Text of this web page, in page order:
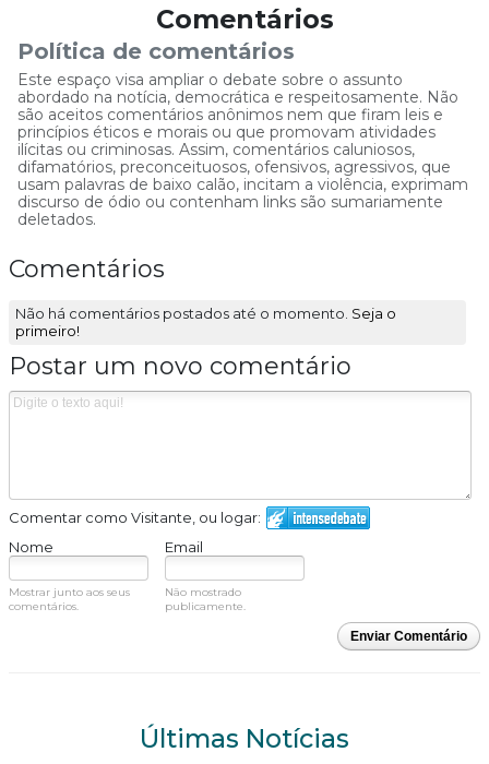
Comentários
Política de comentários
Este espaço visa ampliar o debate sobre o assunto
abordado na notícia, democrática e respeitosamente. Não
são aceitos comentários anônimos nem que firam leis e
princípios éticos e morais ou que promovam atividades
ilícitas ou criminosas. Assim, comentários caluniosos,
difamatórios, preconceituosos, ofensivos, agressivos, que
usam palavras de baixo calão, incitam a violência, exprimam
discurso de ódio ou contenham links são sumariamente
deletados.
Comentários
Não há comentários postados até o momento. Seja o
primeiro!
Postar um novo comentário
Comentar como Visitante, ou logar:
Nome
Email
Mostrar junto aos seus
comentários.
Não mostrado
publicamente.
Enviar Comentário
Últimas Notícias